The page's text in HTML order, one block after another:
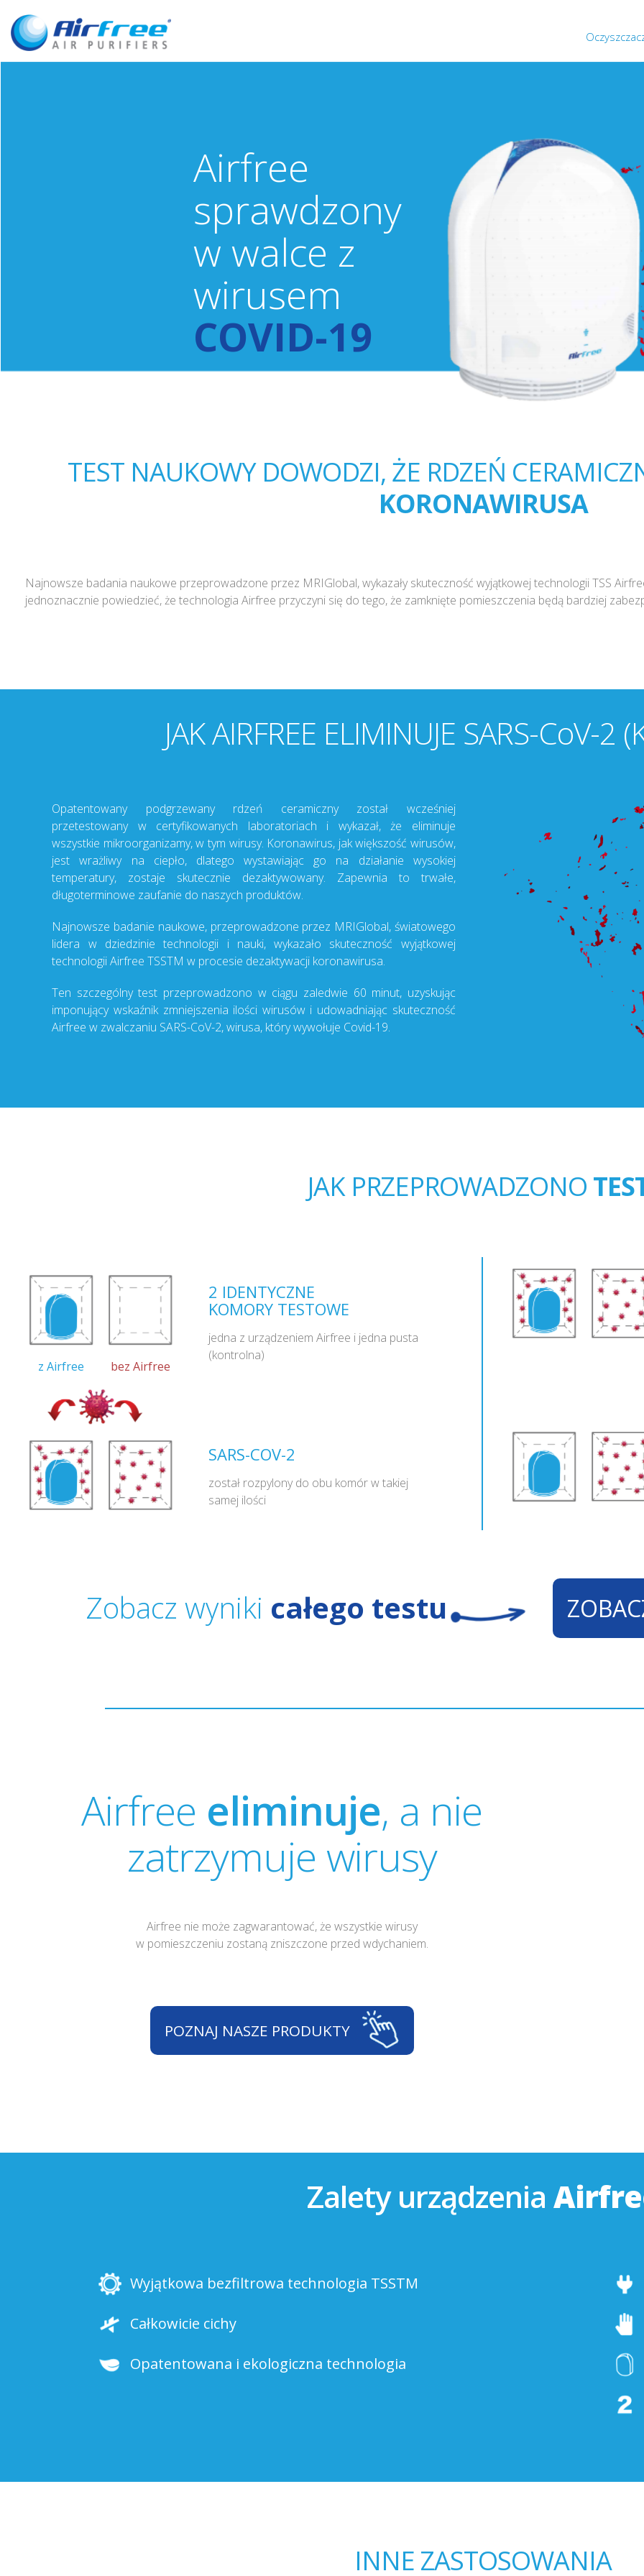
Airfree
sprawdzony
w walce z
wirusem
COVID-19
TEST NAUKOWY DOWODZI, ŻE RDZEŃ
KORONAWIRUSA
Najnowsze badania naukowe przeprowadzone przez MRIGlobal, wykazały skuteczność wyjątkowej technologii TSS
jednoznacznie powiedzieć, że technologia Airfree przyczyni się do tego, że zamknięte pomieszczenia będą bardziej
JAK AIRFREE ELIMINUJE SARS-CoV-
Opatentowany podgrzewany rdzeń ceramiczny został wcześniej
przetestowany w certyfikowanych laboratoriach i wykazał, że eliminuje
wszystkie mikroorganizamy, w tym wirusy. Koronawirus, jak większość wirusów,
jest wrażliwy na ciepło, dlatego wystawiając go na działanie wysokiej
temperatury, zostaje skutecznie dezaktywowany. Zapewnia to trwałe,
długoterminowe zaufanie do naszych produktów.
Najnowsze badanie naukowe, przeprowadzone przez MRIGlobal, światowego
lidera w dziedzinie technologii i nauki, wykazało skuteczność wyjątkowej
technologii Airfree TSSTM w procesie dezaktywacji koronawirusa.
Ten szczególny test przeprowadzono w ciągu zaledwie 60 minut, uzyskując
imponujący wskaźnik zmniejszenia ilości wirusów i udowadniając skuteczność
Airfree w zwalczaniu SARS-CoV-2, wirusa, który wywołuje Covid-19.
JAK PRZEPROWADZONO
2 IDENTYCZNE
KOMORY TESTOWE
jedna z urządzeniem Airfree i jedna pusta
(kontrolna)
z Airfree bez Airfree
SARS-COV-2
został rozpylony do obu komór w takiej
samej ilości
Zobacz wyniki całego testu
Airfree eliminuje, a nie
zatrzymuje wirusy
Airfree nie może zagwarantować, że wszystkie wirusy
w pomieszczeniu zostaną zniszczone przed wdychaniem.
POZNAJ NASZE PRODUKTY
Zalety urządzenia
Wyjątkowa bezfiltrowa technologia TSSTM
Całkowicie cichy
Opatentowana i ekologiczna technologia
INNE ZASTOSOWANIA